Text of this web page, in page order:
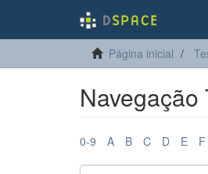
Página inicial
Navegação
0-9 A B C D E F